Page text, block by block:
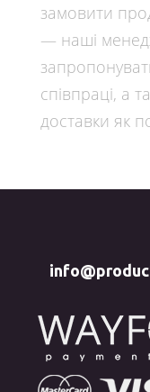
замовити
— наші
співпраці, а
доставки як